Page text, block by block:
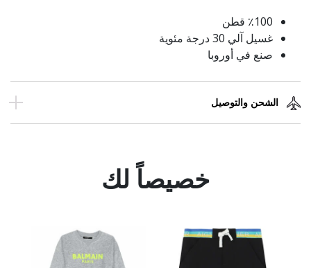
٪100 قطن
غسيل آلي 30 درجة مئوية
صنع في أوروبا
الشحن والتوصيل
خصيصاً لك